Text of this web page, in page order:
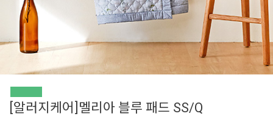
[알러지케어]멜리아 블루 패드 SS/Q